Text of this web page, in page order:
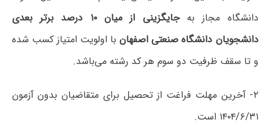
دانشگاه مجاز به
جایگزینی از میان ۱۰ درصد برتر بعدی
دانشجویان دانشگاه صنعتی اصفهانبا اولویت امتیاز کسب شده
و تا سقف ظرفیت دو سوم هر کد رشته می‌باشد.
۲- آخرین مهلت فراغت از تحصیل برای متقاضیان بدون آزمون
۱۴۰۴/۶/۳۱ است.